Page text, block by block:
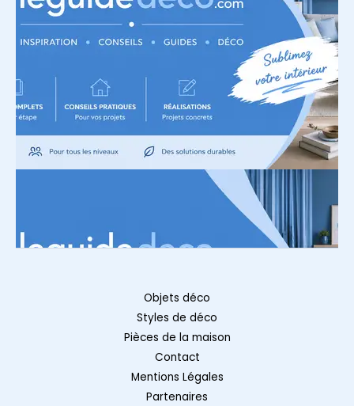
Objets déco
Styles de déco
Pièces de la maison
Contact
Mentions Légales
Partenaires